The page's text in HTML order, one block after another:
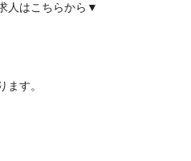
人はこちらから▼
ます。